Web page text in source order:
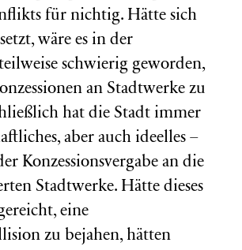
für nichtig. Hätte sich
wäre es in der
schwierig geworden,
an Stadtwerke zu
hat die Stadt immer
aber auch ideelles –
Konzessionsvergabe an die
Stadtwerke. Hätte dieses
eine
zu bejahen, hätten